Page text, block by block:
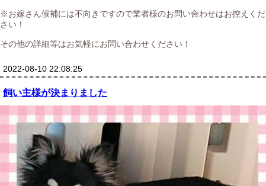
※お嫁さん候補には不向きですので業者様のお問い合わせはお控えくだ
さい！
その他の詳細等はお気軽にお問い合わせください！
2022-08-10 22:08:25
飼い主様が決まりました